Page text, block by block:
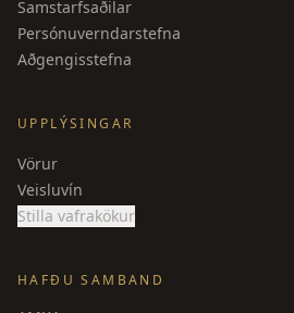
Samstarfsaðilar
Persónuverndarstefna
Aðgengisstefna
UPPLÝSINGAR
Vörur
Veisluvín
Stilla vafrakökur
HAFÐU SAMBAND